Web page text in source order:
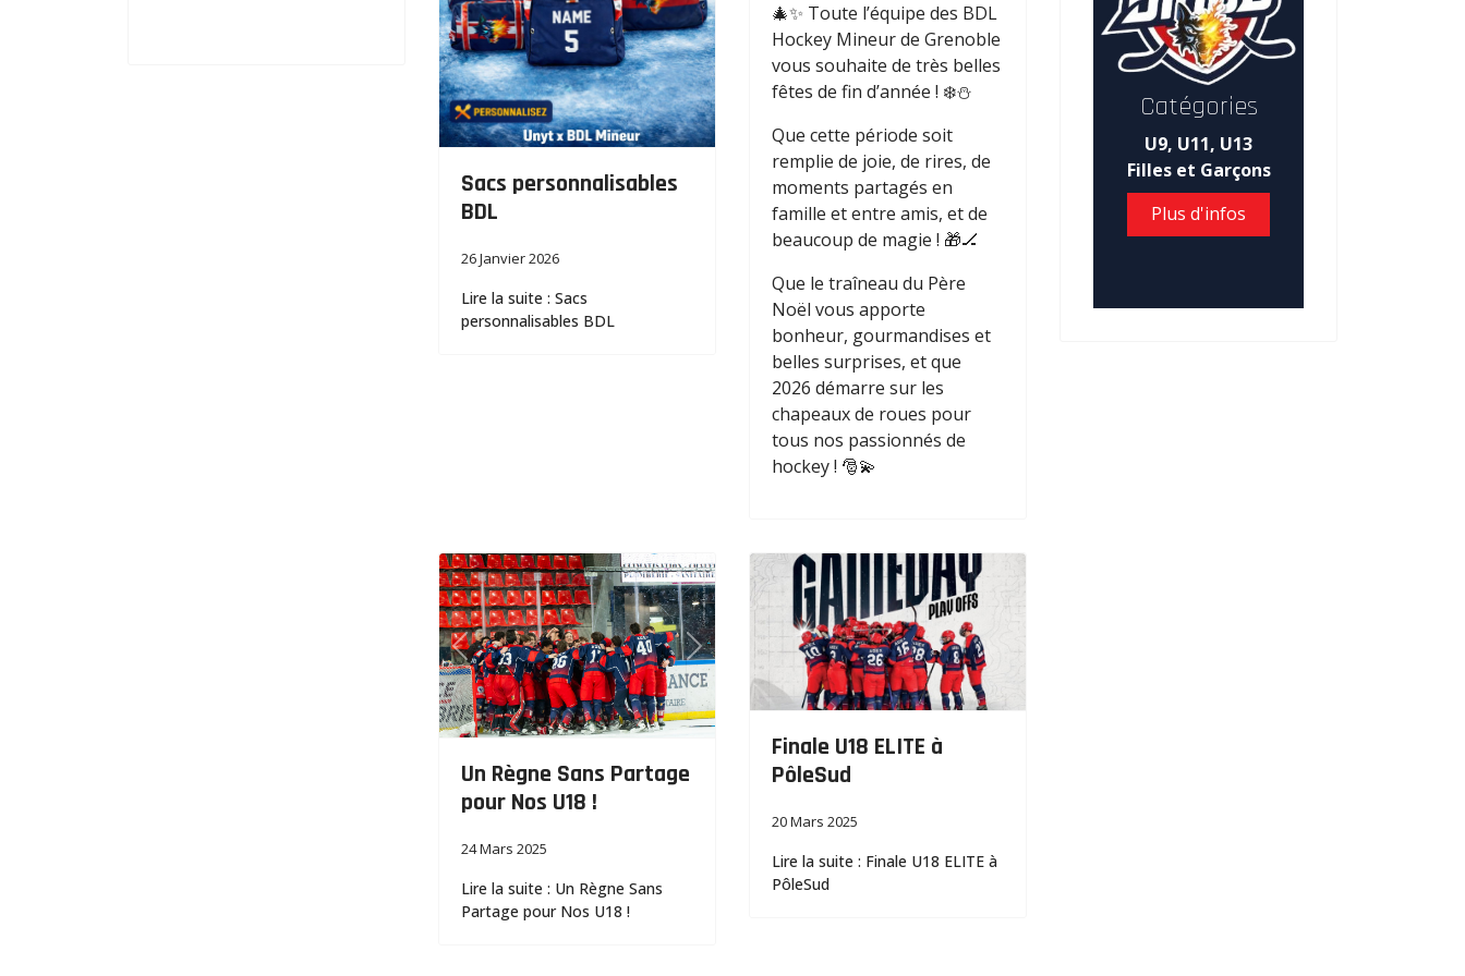
Sacs personnalisables
BDL
26 Janvier 2026
Lire la suite : Sacs
personnalisables BDL
🎄✨ Toute l’équipe des BDL
Hockey Mineur de Grenoble
vous souhaite de très belles
fêtes de fin d’année ! ❄️⛄
Que cette période soit
remplie de joie, de rires, de
moments partagés en
famille et entre amis, et de
beaucoup de magie ! 🎁🏒
Que le traîneau du Père
Noël vous apporte
bonheur, gourmandises et
belles surprises, et que
2026 démarre sur les
chapeaux de roues pour
tous nos passionnés de
hockey ! 🎅💫
Previous Next
Un Règne Sans Partage
pour Nos U18 !
24 Mars 2025
Lire la suite : Un Règne Sans
Partage pour Nos U18 !
Finale U18 ELITE à
PôleSud
20 Mars 2025
Lire la suite : Finale U18 ELITE à
PôleSud
Catégories
U9, U11, U13
Filles et Garçons
Plus d'infos